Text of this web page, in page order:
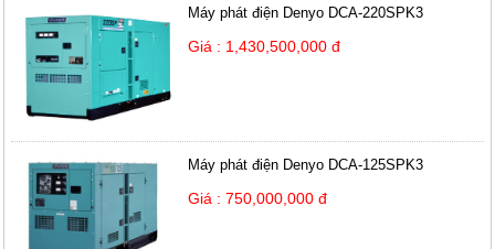
Máy phát điện Denyo DCA-220SPK3
Giá : 1,430,500,000 đ
Máy phát điện Denyo DCA-125SPK3
Giá : 750,000,000 đ